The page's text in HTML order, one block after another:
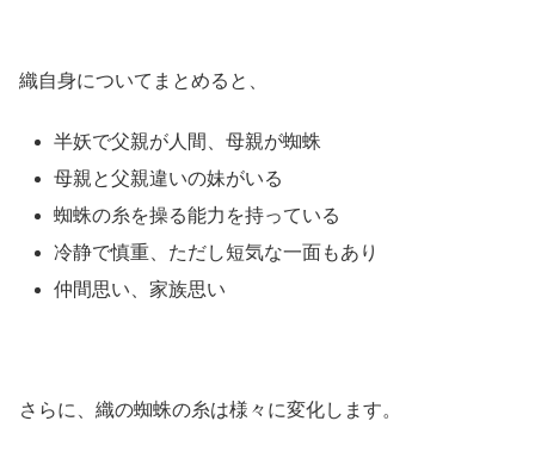
織自身についてまとめると、
半妖で父親が人間、母親が蜘蛛
母親と父親違いの妹がいる
蜘蛛の糸を操る能力を持っている
冷静で慎重、ただし短気な一面もあり
仲間思い、家族思い
さらに、織の蜘蛛の糸は様々に変化します。